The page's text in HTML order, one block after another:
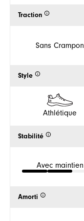
Traction
Sans Crampon
Style
Athlétique
Stabilité
Avec maintien
Amorti